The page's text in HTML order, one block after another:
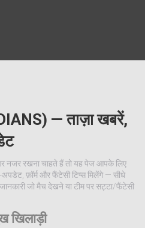
— ताज़ा खबरें,
नजर रखना चाहते हैं तो यह पेज आपके लिए
फ़ॉर्म और फैंटेसी टिप्स मिलेंगे — सीधे
जो मैच देखने या टीम पर सट्टा/फैंटेसी
खिलाड़ी